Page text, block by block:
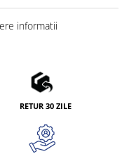
informatii
RETUR 30 ZILE